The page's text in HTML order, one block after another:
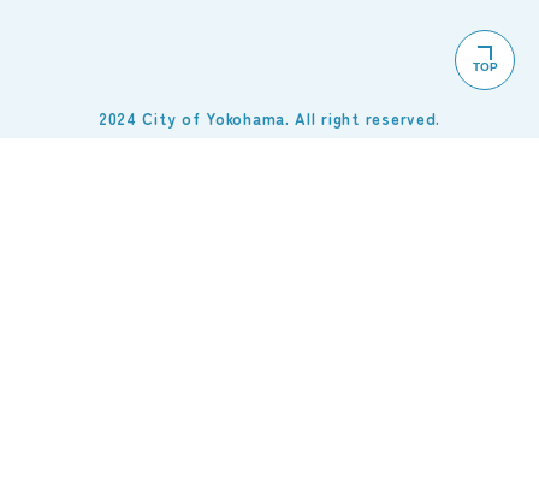
TOP
2024 City of Yokohama. All right reserved.